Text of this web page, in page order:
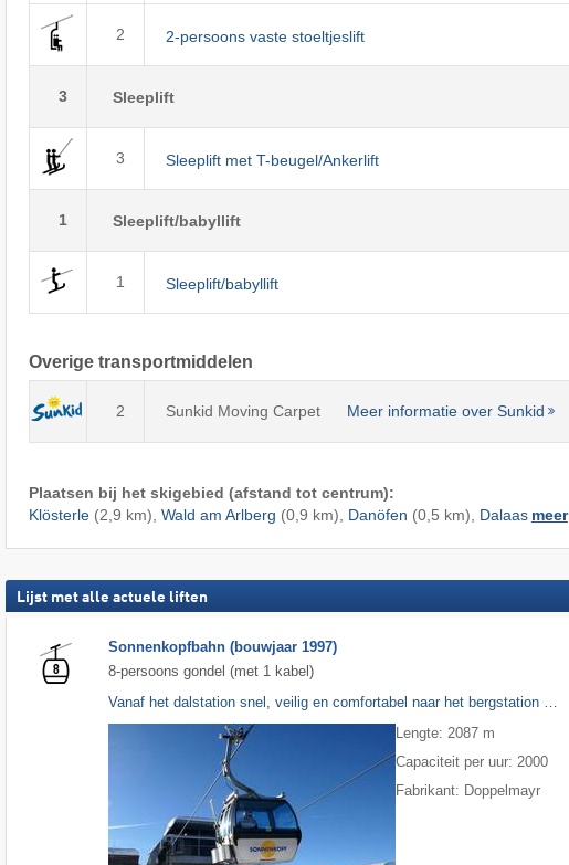
2 2-persoons vaste stoeltjeslift
3 Sleeplift
3 Sleeplift met T-beugel/Ankerlift
1 Sleeplift/babyllift
1 Sleeplift/babyllift
Overige transportmiddelen
2 Sunkid Moving Carpet Meer informatie over Sunkid
Plaatsen bij het skigebied (afstand tot centrum):
Klösterle(2,9 km), Wald am Arlberg (0,9 km), Danöfen (0,5 km), Dalaas meer
Lijst met alle actuele liften
Sonnenkopfbahn (bouwjaar 1997)
8-persoons gondel (met 1 kabel)
Vanaf het dalstation snel, veilig en comfortabel naar het bergstation …
Lengte: 2087 m
Capaciteit per uur: 2000
Fabrikant: Doppelmayr